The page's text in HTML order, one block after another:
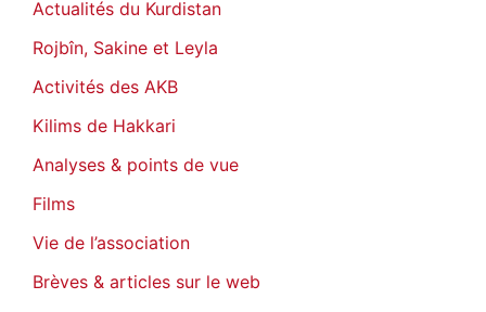
Actualités du Kurdistan
Rojbîn, Sakine et Leyla
Activités des AKB
Kilims de Hakkari
Analyses & points de vue
Films
Vie de l’association
Brèves & articles sur le web